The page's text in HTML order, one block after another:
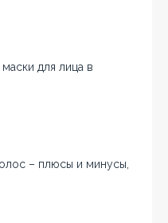
для лица в
– плюсы и минусы,